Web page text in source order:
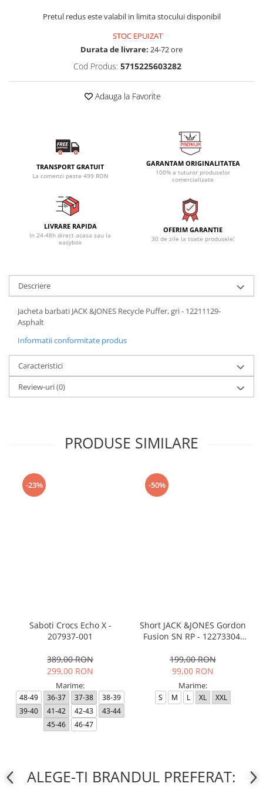
Pretul redus este valabil in limita stocului disponibil
STOC EPUIZAT
Durata de livrare: 24-72 ore
Cod Produs: 5715225603282
Adauga la Favorite
TRANSPORT GRATUIT
La comenzi peste 499 RON
GARANTAM ORIGINALITATEA
100% a tuturor produselor
comercializate
LIVRARE RAPIDA
In 24-48h direct acasa sau la
easybox
OFERIM GARANTIE
30 de zile la toate produsele!
Descriere
Jacheta barbati JACK &JONES Recycle Puffer, gri - 12211129-
Asphalt
Informatii conformitate produs
Caracteristici
Review-uri(0)
PRODUSE SIMILARE
-23%
Saboti Crocs Echo X -
207937-001
389,00 RON
299,00 RON
Marime:
48-49 36-37 37-38
38-39
39-40
41-42 42-43
43-44
45-46
46-47
-50%
Short JACK &JONES Gordon
Fusion SN RP - 12273304-
199,00 RON
99,00 RON
Marime:
S M L XL XXL
ALEGE-TI BRANDUL PREFERAT: